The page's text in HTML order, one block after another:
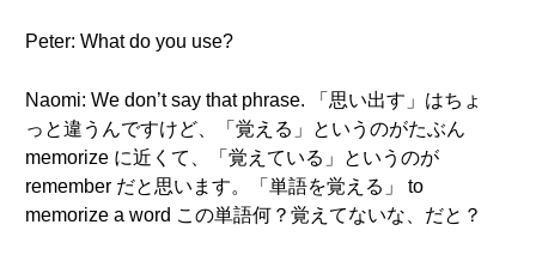
Peter: What do you use?
Naomi: We don’t say that phrase. 「思い出す」はちょ
っと違うんですけど、「覚える」というのがたぶん
memorize に近くて、「覚えている」というのが
remember だと思います。「単語を覚える」 to
memorize a word この単語何？覚えてないな、だと？